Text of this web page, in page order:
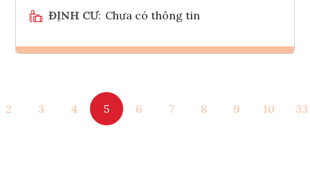
ĐỊNH CƯ: Chưa có thông tin
Tham vấn Interlink
2 3 4 5 6 7 8 9 10 33